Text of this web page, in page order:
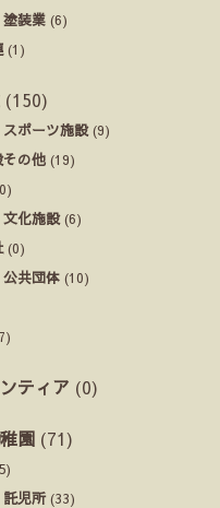
装業 (6)
(1)
(150)
ポーツ施設(9)
の他 (19)
化施設(6)
(0)
公共団体 (10)
ティア (0)
園 (71)
児所(33)